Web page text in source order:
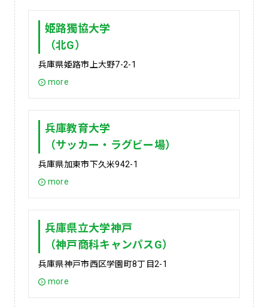
姫路獨協大学
（北G）
兵庫県姫路市上大野7-2-1
more
兵庫教育大学
（サッカー・ラグビー場）
兵庫県加東市下久米942-1
more
兵庫県立大学神戸
（神戸商科キャンパスG）
兵庫県神戸市西区学園町8丁目2-1
more